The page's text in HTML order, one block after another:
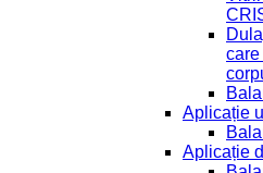
Aplicație
Aplicație